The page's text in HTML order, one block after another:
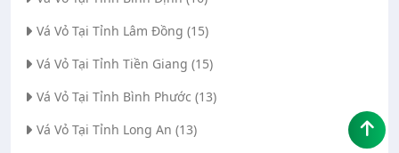
Vá Vỏ Tại Tỉnh Lâm Đồng (15)
Vá Vỏ Tại Tỉnh Tiền Giang (15)
Vá Vỏ Tại Tỉnh Bình Phước (13)
Vá Vỏ Tại Tỉnh Long An (13)